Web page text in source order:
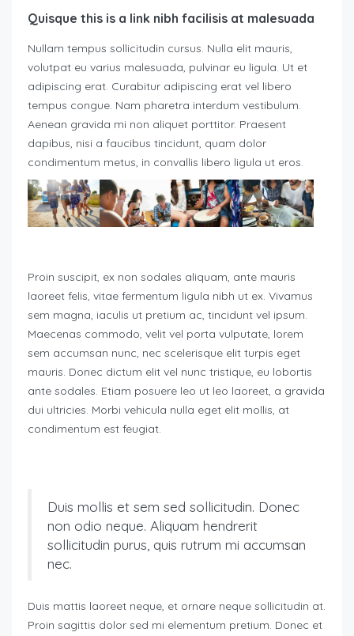
Quisque this is a link nibh facilisis at malesuada
Nullam tempus sollicitudin cursus. Nulla elit mauris,
volutpat eu varius malesuada, pulvinar eu ligula. Ut et
adipiscing erat. Curabitur adipiscing erat vel libero
tempus congue. Nam pharetra interdum vestibulum.
Aenean gravida mi non aliquet porttitor. Praesent
dapibus, nisi a faucibus tincidunt, quam dolor
condimentum metus, in convallis libero ligula ut eros.
Proin suscipit, ex non sodales aliquam, ante mauris
laoreet felis, vitae fermentum ligula nibh ut ex. Vivamus
sem magna, iaculis ut pretium ac, tincidunt vel ipsum.
Maecenas commodo, velit vel porta vulputate, lorem
sem accumsan nunc, nec scelerisque elit turpis eget
mauris. Donec dictum elit vel nunc tristique, eu lobortis
ante sodales. Etiam posuere leo ut leo laoreet, a gravida
dui ultricies. Morbi vehicula nulla eget elit mollis, at
condimentum est feugiat.
Duis mollis et sem sed sollicitudin. Donec
non odio neque. Aliquam hendrerit
sollicitudin purus, quis rutrum mi accumsan
nec.
Duis mattis laoreet neque, et ornare neque sollicitudin at.
Proin sagittis dolor sed mi elementum pretium. Donec et